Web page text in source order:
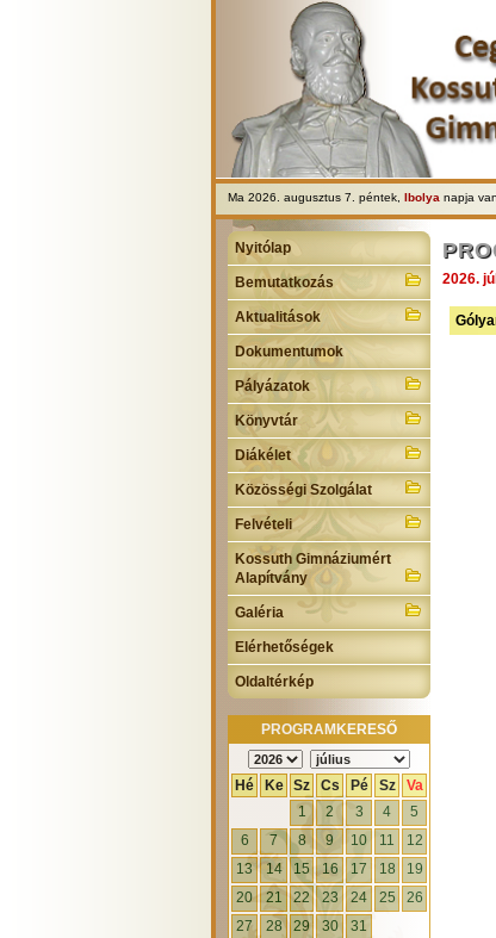
Ma 2026. augusztus 7. péntek, Ibolya napja
Nyitólap
Bemutatkozás
Aktualitások
Dokumentumok
Pályázatok
Könyvtár
Diákélet
Közösségi Szolgálat
Felvételi
Kossuth Gimnáziumért
Alapítvány
Galéria
Elérhetőségek
Oldaltérkép
PROGRAMKERESŐ
Hé Ke Sz Cs Pé Sz
Va
1
2 3 4
5
6
7 8 9 10 11
12
13
14 15 16 17 18
19
20
21 22 23 24 25
26
27
28 29 30 31
2026.